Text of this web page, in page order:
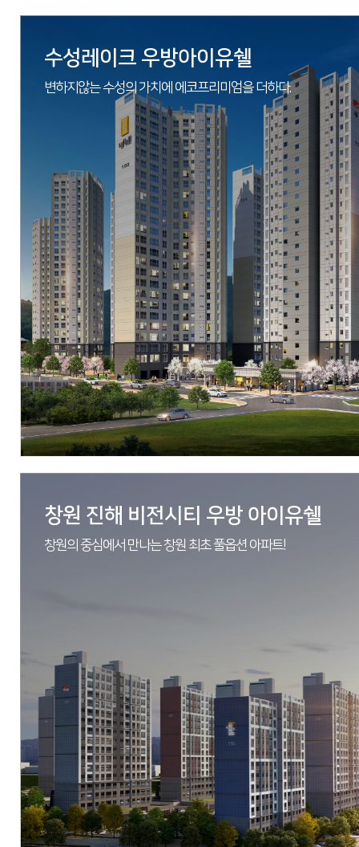
현장 경기도 안성시 공도읍 양기리 302-2번지 일원
시행 우방산업(주), 태길종합건설, 동아건설산업
시공 우방산업(주), 태길종합건설, 동아건설산업
세대수 948세대
분양문의 1533-3830
자세히 보기
수성레이크 우방아이유쉘
변하지않는 수성의 가치에 에코프리미엄을 더하다.
현장 대구광역시 수성구 파동 68-7 일원
시행 우리자산신탁[(주)수성레이크]
시공 (주)우방
세대수 394세대
분양문의 1566-2990
창원 진해 비전시티 우방 아이유쉘
창원의 중심에서 만나는 창원 최초 풀옵션 아파트!